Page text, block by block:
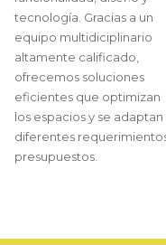
tecnología. Gracias a un
equipo multidiciplinario
altamente calificado,
ofrecemos soluciones
eficientes que optimizan
los espacios y se adaptan
diferentes
presupuestos.